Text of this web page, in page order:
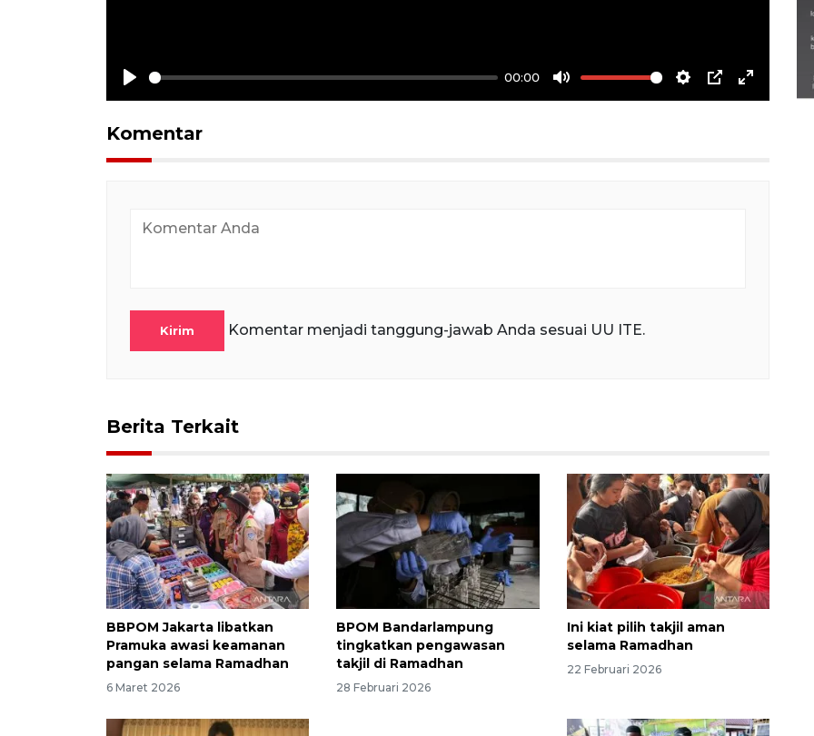
Play
00:00
Mute Settings
PIP Enter
Komentar
Kirim Komentar menjadi tanggung-jawab Anda sesuai UU ITE.
Berita Terkait
BBPOM Jakarta libatkan
Pramuka awasi keamanan
pangan selama Ramadhan
6 Maret 2026
BPOM Bandarlampung
tingkatkan pengawasan
takjil di Ramadhan
28 Februari 2026
Ini kiat pilih takjil aman
selama Ramadhan
22 Februari 2026
28 Maret 2026